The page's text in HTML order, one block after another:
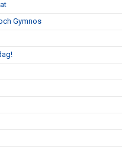
Gymnos